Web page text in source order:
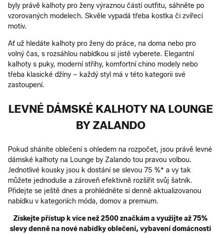
byly právě kalhoty pro ženy výraznou částí outfitu, sáhněte po
vzorovaných modelech. Skvěle vypadá třeba kostka či zvířecí
motiv.
Ať už hledáte kalhoty pro ženy do práce, na doma nebo pro
volný čas, s rozsáhlou nabídkou si jistě vyberete. Elegantní
kalhoty s puky, moderní střihy, komfortní chino modely nebo
třeba klasické džíny – každý styl má v této kategorii své
zastoupení.
LEVNÉ DÁMSKÉ KALHOTY NA LOUNGE
BY ZALANDO
Pokud sháníte oblečení s ohledem na rozpočet, jsou právě levné
dámské kalhoty na Lounge by Zalando tou pravou volbou.
Jednotlivé kousky jsou k dostání se slevou 75 %* a vy tak
můžete jednoduše a zároveň efektivně rozšířit svůj šatník.
Přidejte se ještě dnes a prohlédněte si denně aktualizovanou
nabídku v kategoriích móda, domov a premium.
Získejte přístup k více než 2500 značkám a využijte až 75%
slevy denně na nové nabídky oblečení, vybavení domácnosti